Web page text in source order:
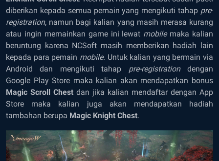
diberikan kepada semua pemain yang mengikuti tahap pre-
registration, namun bagi kalian yang masih merasa kurang
atau ingin memainkan game ini lewat mobilemaka kalian
beruntung karena NCSoft masih memberikan hadiah lain
kepada para pemain mobile. Untuk kalian yang bermain via
Android dan mengikuti tahap pre-registrationdengan
Google Play Store maka kalian akan mendapatkan bonus
Magic Scroll Chest dan jika kalian mendaftar dengan App
Store maka kalian juga akan mendapatkan hadiah
tambahan berupa Magic Knight Chest.